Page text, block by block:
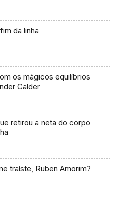
da linha
os mágicos equilíbrios
Calder
retirou a neta do corpo
traíste, Ruben Amorim?